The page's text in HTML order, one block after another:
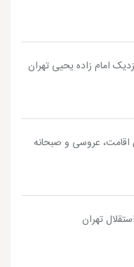
امام زاده یحیی تهران
اقامت، عروسی و صبحانه
تهران